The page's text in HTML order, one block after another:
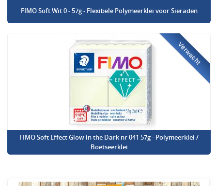
FIMO Soft Wit 0 - 57g - Flexibele Polymeerklei voor Sieraden
Verwacht
FIMO Soft Effect Glow in the Dark nr 041 57g - Polymeerklei /
Boetseerklei